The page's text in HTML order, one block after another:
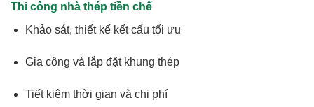
Thi công nhà thép tiền chế
Khảo sát, thiết kế kết cấu tối ưu
Gia công và lắp đặt khung thép
Tiết kiệm thời gian và chi phí